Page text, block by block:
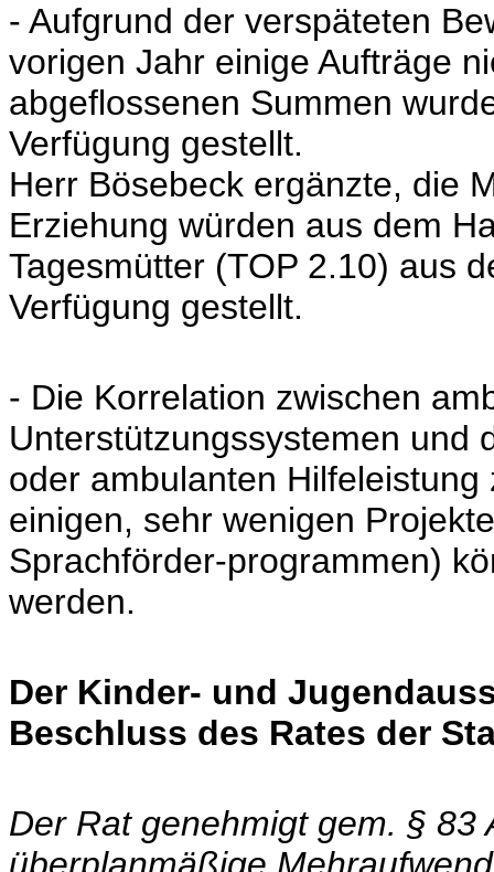
- Aufgrund der verspäteten
vorigen Jahr einige Aufträge
abgeflossenen Summen
Verfügung gestellt.
Herr Bösebeck ergänzte, die
Erziehung würden aus dem
Tagesmütter (TOP 2.10) aus
Verfügung gestellt.
- Die Korrelation zwischen
Unterstützungssystemen und
oder ambulanten
einigen, sehr wenigen
Sprachförder-programmen)
werden.
Der Kinder- und
Beschluss des Rates der
Der Rat genehmigt gem. § 83